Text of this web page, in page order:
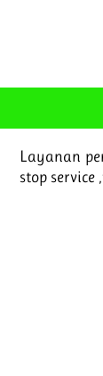
Layanan
stop